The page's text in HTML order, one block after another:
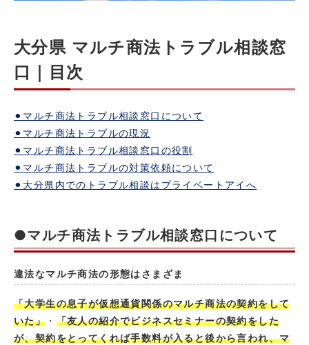
大分県 マルチ商法トラブル相談窓
口｜目次
⚫︎マルチ商法トラブル相談窓口について
⚫︎マルチ商法トラブルの現況
⚫︎マルチ商法トラブル相談窓口の役割
⚫︎マルチ商法トラブルの対策依頼について
⚫︎大分県内でのトラブル相談はプライベートアイへ
●マルチ商法トラブル相談窓口について
違法なマルチ商法の形態はさまざま
「大学生の息子が仮想通貨関係のマルチ商法の契約をして
いた」 ・ 「友人の紹介でビジネスセミナーの契約をした
が、契約をとってくれば手数料が入ると後から言われ、マ